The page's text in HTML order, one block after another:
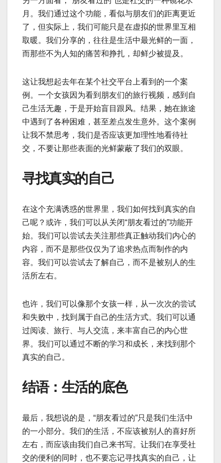
月。我们通过这个功能，看似与朋友们的距离更近
了，但实际上，我们可能只是在虚拟的世界里互相
取暖。我们分享的，往往是生活中最光鲜的一面，
而那些不为人知的痛苦和挣扎，却鲜少被提及。
这让我想起去年在某个社交平台上看到的一个案
例。一个女孩因为看到朋友们的旅行视频，感到自
己生活无趣，于是开始盲目跟风。结果，她在旅途
中遇到了各种困难，甚至差点发生意外。这个案例
让我不禁思考，我们是否应该更加理性地看待社
交，不要让那些表面的光鲜蒙蔽了我们的双眼。
寻找真实的自己
在这个充满诱惑的世界里，我们如何找到真实的自
己呢？或许，我们可以从关闭“朋友看过的”功能开
始。我们可以尝试去关注那些真正触动我们内心的
内容，而不是那些仅仅为了追求热点而制作的内
容。我们可以尝试去了解自己，而不是被别人的生
活所左右。
也许，我们可以像那个女孩一样，从一次次的尝试
和失败中，找到属于自己的生活方式。我们可以通
过阅读、旅行、与人交流，来丰富自己的内心世
界。我们可以通过不断的学习和成长，来找到那个
真实的自己。
结语：生活的底色
最后，我想说的是，“朋友看过的”只是我们生活中
的一小部分。我们的生活，不应该被别人的喜好所
左右，而应该由我们自己来书写。让我们在享受社
交的便利的同时，也不要忘记寻找真实的自己，让